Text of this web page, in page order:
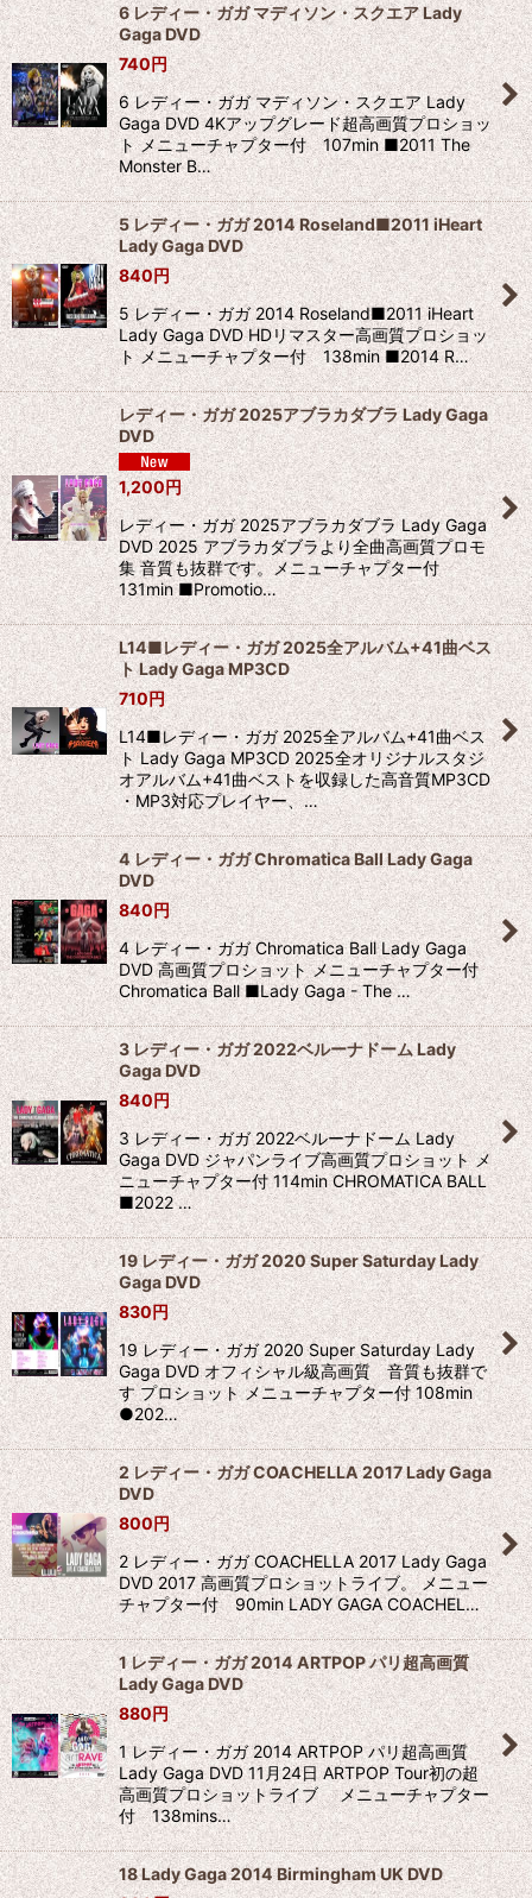
6 レディー・ガガ マディソン・スクエア Lady
Gaga DVD
740円
6 レディー・ガガ マディソン・スクエア Lady
Gaga DVD 4Kアップグレード超高画質プロショッ
ト メニューチャプター付 107min ■2011 The
Monster B…
5 レディー・ガガ 2014 Roseland■2011 iHeart
Lady Gaga DVD
840円
5 レディー・ガガ 2014 Roseland■2011 iHeart
Lady Gaga DVD HDリマスター高画質プロショッ
ト メニューチャプター付 138min ■2014 R…
レディー・ガガ 2025アブラカダブラ Lady Gaga
DVD
1,200円
レディー・ガガ 2025アブラカダブラ Lady Gaga
DVD 2025 アブラカダブラより全曲高画質プロモ
集 音質も抜群です。メニューチャプター付
131min ■Promotio…
L14■レディー・ガガ 2025全アルバム+41曲ベス
ト Lady Gaga MP3CD
710円
L14■レディー・ガガ 2025全アルバム+41曲ベス
ト Lady Gaga MP3CD 2025全オリジナルスタジ
オアルバム+41曲ベストを収録した高音質MP3CD
・MP3対応プレイヤー、…
4 レディー・ガガ Chromatica Ball Lady Gaga
DVD
840円
4 レディー・ガガ Chromatica Ball Lady Gaga
DVD 高画質プロショット メニューチャプター付
Chromatica Ball ■Lady Gaga - The …
3 レディー・ガガ 2022ベルーナドーム Lady
Gaga DVD
840円
3 レディー・ガガ 2022ベルーナドーム Lady
Gaga DVD ジャパンライブ高画質プロショット メ
ニューチャプター付 114min CHROMATICA BALL
■2022 …
19 レディー・ガガ 2020 Super Saturday Lady
Gaga DVD
830円
19 レディー・ガガ 2020 Super Saturday Lady
Gaga DVD オフィシャル級高画質 音質も抜群で
す プロショット メニューチャプター付 108min
●202…
2 レディー・ガガ COACHELLA 2017 Lady Gaga
DVD
800円
2 レディー・ガガ COACHELLA 2017 Lady Gaga
DVD 2017 高画質プロショットライブ。 メニュー
チャプター付 90min LADY GAGA COACHEL…
1 レディー・ガガ 2014 ARTPOP パリ超高画質
Lady Gaga DVD
880円
1 レディー・ガガ 2014 ARTPOP パリ超高画質
Lady Gaga DVD 11月24日 ARTPOP Tour初の超
高画質プロショットライブ メニューチャプター
付 138mins…
18 Lady Gaga 2014 Birmingham UK DVD